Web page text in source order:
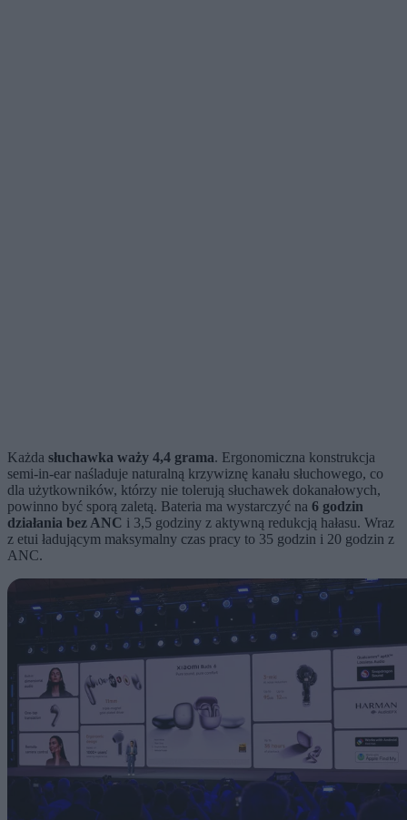
Każda słuchawka waży 4,4 grama. Ergonomiczna konstrukcja
semi-in-ear naśladuje naturalną krzywiznę kanału słuchowego, co
dla użytkowników, którzy nie tolerują słuchawek dokanałowych,
powinno być sporą zaletą. Bateria ma wystarczyć na 6 godzin
działania bez ANC i 3,5 godziny z aktywną redukcją hałasu. Wraz
z etui ładującym maksymalny czas pracy to 35 godzin i 20 godzin z
ANC.